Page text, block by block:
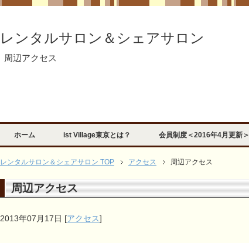
レンタルサロン＆シェアサロン
周辺アクセス
ホーム ist Village東京とは？ 会員制度＜2016年4月更新＞
レンタルサロン＆シェアサロン TOP アクセス 周辺アクセス
周辺アクセス
2013年07月17日 [アクセス]